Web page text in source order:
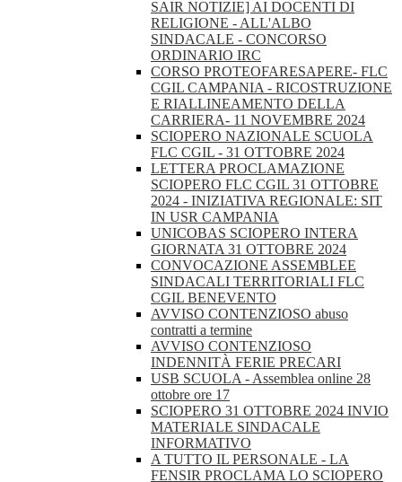
SAIR NOTIZIE] AI DOCENTI DI
RELIGIONE - ALL'ALBO
SINDACALE - CONCORSO
ORDINARIO IRC
CORSO PROTEOFARESAPERE- FLC
CGIL CAMPANIA - RICOSTRUZIONE
E RIALLINEAMENTO DELLA
CARRIERA- 11 NOVEMBRE 2024
SCIOPERO NAZIONALE SCUOLA
FLC CGIL - 31 OTTOBRE 2024
LETTERA PROCLAMAZIONE
SCIOPERO FLC CGIL 31 OTTOBRE
2024 - INIZIATIVA REGIONALE: SIT
IN USR CAMPANIA
UNICOBAS SCIOPERO INTERA
GIORNATA 31 OTTOBRE 2024
CONVOCAZIONE ASSEMBLEE
SINDACALI TERRITORIALI FLC
CGIL BENEVENTO
AVVISO CONTENZIOSO abuso
contratti a termine
AVVISO CONTENZIOSO
INDENNITÀ FERIE PRECARI
USB SCUOLA - Assemblea online 28
ottobre ore 17
SCIOPERO 31 OTTOBRE 2024 INVIO
MATERIALE SINDACALE
INFORMATIVO
A TUTTO IL PERSONALE - LA
FENSIR PROCLAMA LO SCIOPERO